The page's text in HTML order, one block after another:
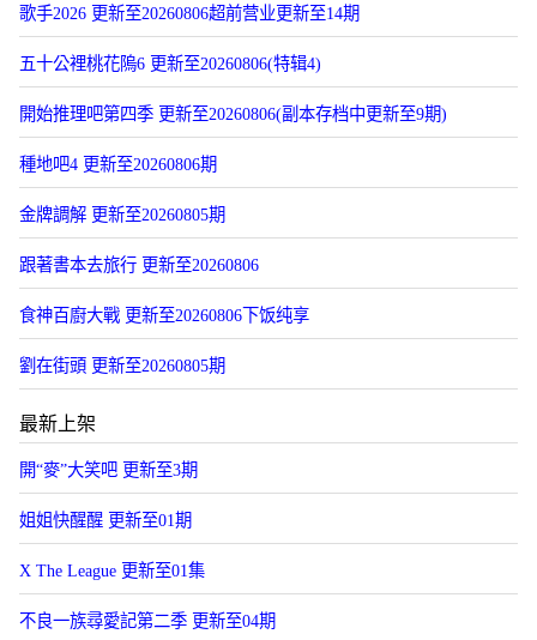
歌手2026 更新至20260806超前营业更新至14期
五十公裡桃花隖6 更新至20260806(特辑4)
開始推理吧第四季 更新至20260806(副本存档中更新至9期)
種地吧4 更新至20260806期
金牌調解 更新至20260805期
跟著書本去旅行 更新至20260806
食神百廚大戰 更新至20260806下饭纯享
劉在街頭 更新至20260805期
最新上架
開“麥”大笑吧 更新至3期
姐姐快醒醒 更新至01期
X The League 更新至01集
不良一族尋愛記第二季 更新至04期